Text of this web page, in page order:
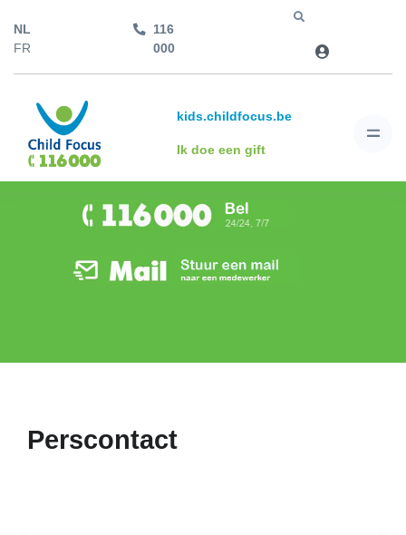
NL
FR
116
000
kids.childfocus.be
Ik doe een gift
Perscontact